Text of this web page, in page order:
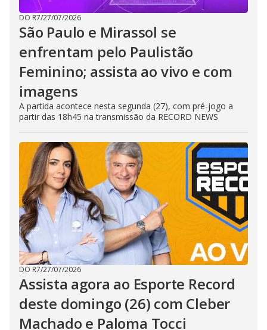
DO R7/27/07/2026
São Paulo e Mirassol se
enfrentam pelo Paulistão
Feminino; assista ao vivo e com
imagens
A partida acontece nesta segunda (27), com pré-jogo a
partir das 18h45 na transmissão da RECORD NEWS
DO R7/27/07/2026
Assista agora ao Esporte Record
deste domingo (26) com Cleber
Machado e Paloma Tocci